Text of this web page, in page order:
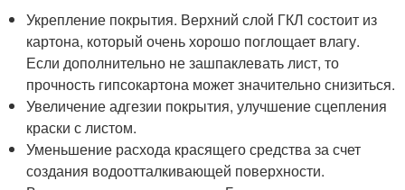
Укрепление покрытия. Верхний слой ГКЛ состоит из
картона, который очень хорошо поглощает влагу.
Если дополнительно не зашпаклевать лист, то
прочность гипсокартона может значительно снизиться.
Увеличение адгезии покрытия, улучшение сцепления
краски с листом.
Уменьшение расхода красящего средства за счет
создания водоотталкивающей поверхности.